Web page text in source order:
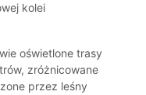
kolei
oświetlone trasy
zróżnicowane
przez leśny